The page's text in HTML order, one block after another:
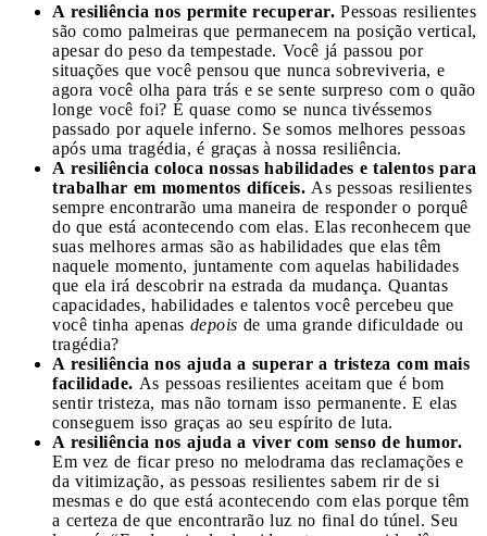
A resiliência nos permite recuperar. Pessoas resilientes
são como palmeiras que permanecem na posição vertical,
apesar do peso da tempestade. Você já passou por
situações que você pensou que nunca sobreviveria, e
agora você olha para trás e se sente surpreso com o quão
longe você foi? É quase como se nunca tivéssemos
passado por aquele inferno. Se somos melhores pessoas
após uma tragédia, é graças à nossa resiliência.
A resiliência coloca nossas habilidades e talentos para
trabalhar em momentos difíceis. As pessoas resilientes
sempre encontrarão uma maneira de responder o porquê
do que está acontecendo com elas. Elas reconhecem que
suas melhores armas são as habilidades que elas têm
naquele momento, juntamente com aquelas habilidades
que ela irá descobrir na estrada da mudança. Quantas
capacidades, habilidades e talentos você percebeu que
você tinha apenas depois de uma grande dificuldade ou
tragédia?
A resiliência nos ajuda a superar a tristeza com mais
facilidade. As pessoas resilientes aceitam que é bom
sentir tristeza, mas não tornam isso permanente. E elas
conseguem isso graças ao seu espírito de luta.
A resiliência nos ajuda a viver com senso de humor.
Em vez de ficar preso no melodrama das reclamações e
da vitimização, as pessoas resilientes sabem rir de si
mesmas e do que está acontecendo com elas porque têm
a certeza de que encontrarão luz no final do túnel. Seu